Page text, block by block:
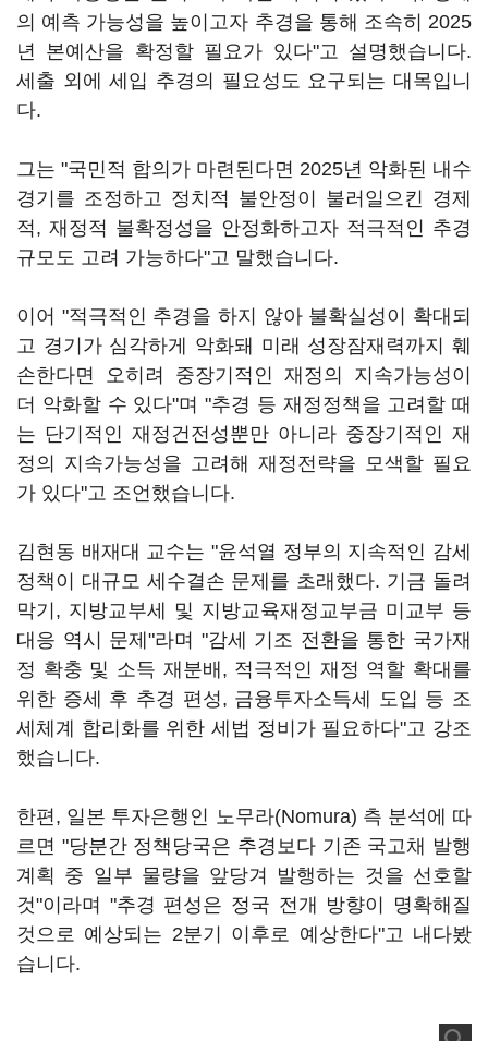
의 예측 가능성을 높이고자 추경을 통해 조속히 2025
년 본예산을 확정할 필요가 있다"고 설명했습니다.
세출 외에 세입 추경의 필요성도 요구되는 대목입니
다.
그는 "국민적 합의가 마련된다면 2025년 악화된 내수
경기를 조정하고 정치적 불안정이 불러일으킨 경제
적, 재정적 불확정성을 안정화하고자 적극적인 추경
규모도 고려 가능하다"고 말했습니다.
이어 "적극적인 추경을 하지 않아 불확실성이 확대되
고 경기가 심각하게 악화돼 미래 성장잠재력까지 훼
손한다면 오히려 중장기적인 재정의 지속가능성이
더 악화할 수 있다"며 "추경 등 재정정책을 고려할 때
는 단기적인 재정건전성뿐만 아니라 중장기적인 재
정의 지속가능성을 고려해 재정전략을 모색할 필요
가 있다"고 조언했습니다.
김현동 배재대 교수는 "윤석열 정부의 지속적인 감세
정책이 대규모 세수결손 문제를 초래했다. 기금 돌려
막기, 지방교부세 및 지방교육재정교부금 미교부 등
대응 역시 문제"라며 "감세 기조 전환을 통한 국가재
정 확충 및 소득 재분배, 적극적인 재정 역할 확대를
위한 증세 후 추경 편성, 금융투자소득세 도입 등 조
세체계 합리화를 위한 세법 정비가 필요하다"고 강조
했습니다.
한편, 일본 투자은행인 노무라(Nomura) 측 분석에 따
르면 "당분간 정책당국은 추경보다 기존 국고채 발행
계획 중 일부 물량을 앞당겨 발행하는 것을 선호할
것"이라며 "추경 편성은 정국 전개 방향이 명확해질
것으로 예상되는 2분기 이후로 예상한다"고 내다봤
습니다.